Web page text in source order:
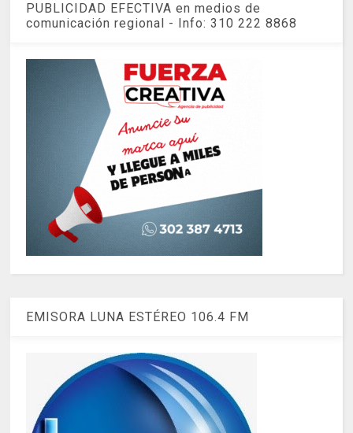
PUBLICIDAD EFECTIVA en medios de
comunicación regional - Info: 310 222 8868
EMISORA LUNA ESTÉREO 106.4 FM